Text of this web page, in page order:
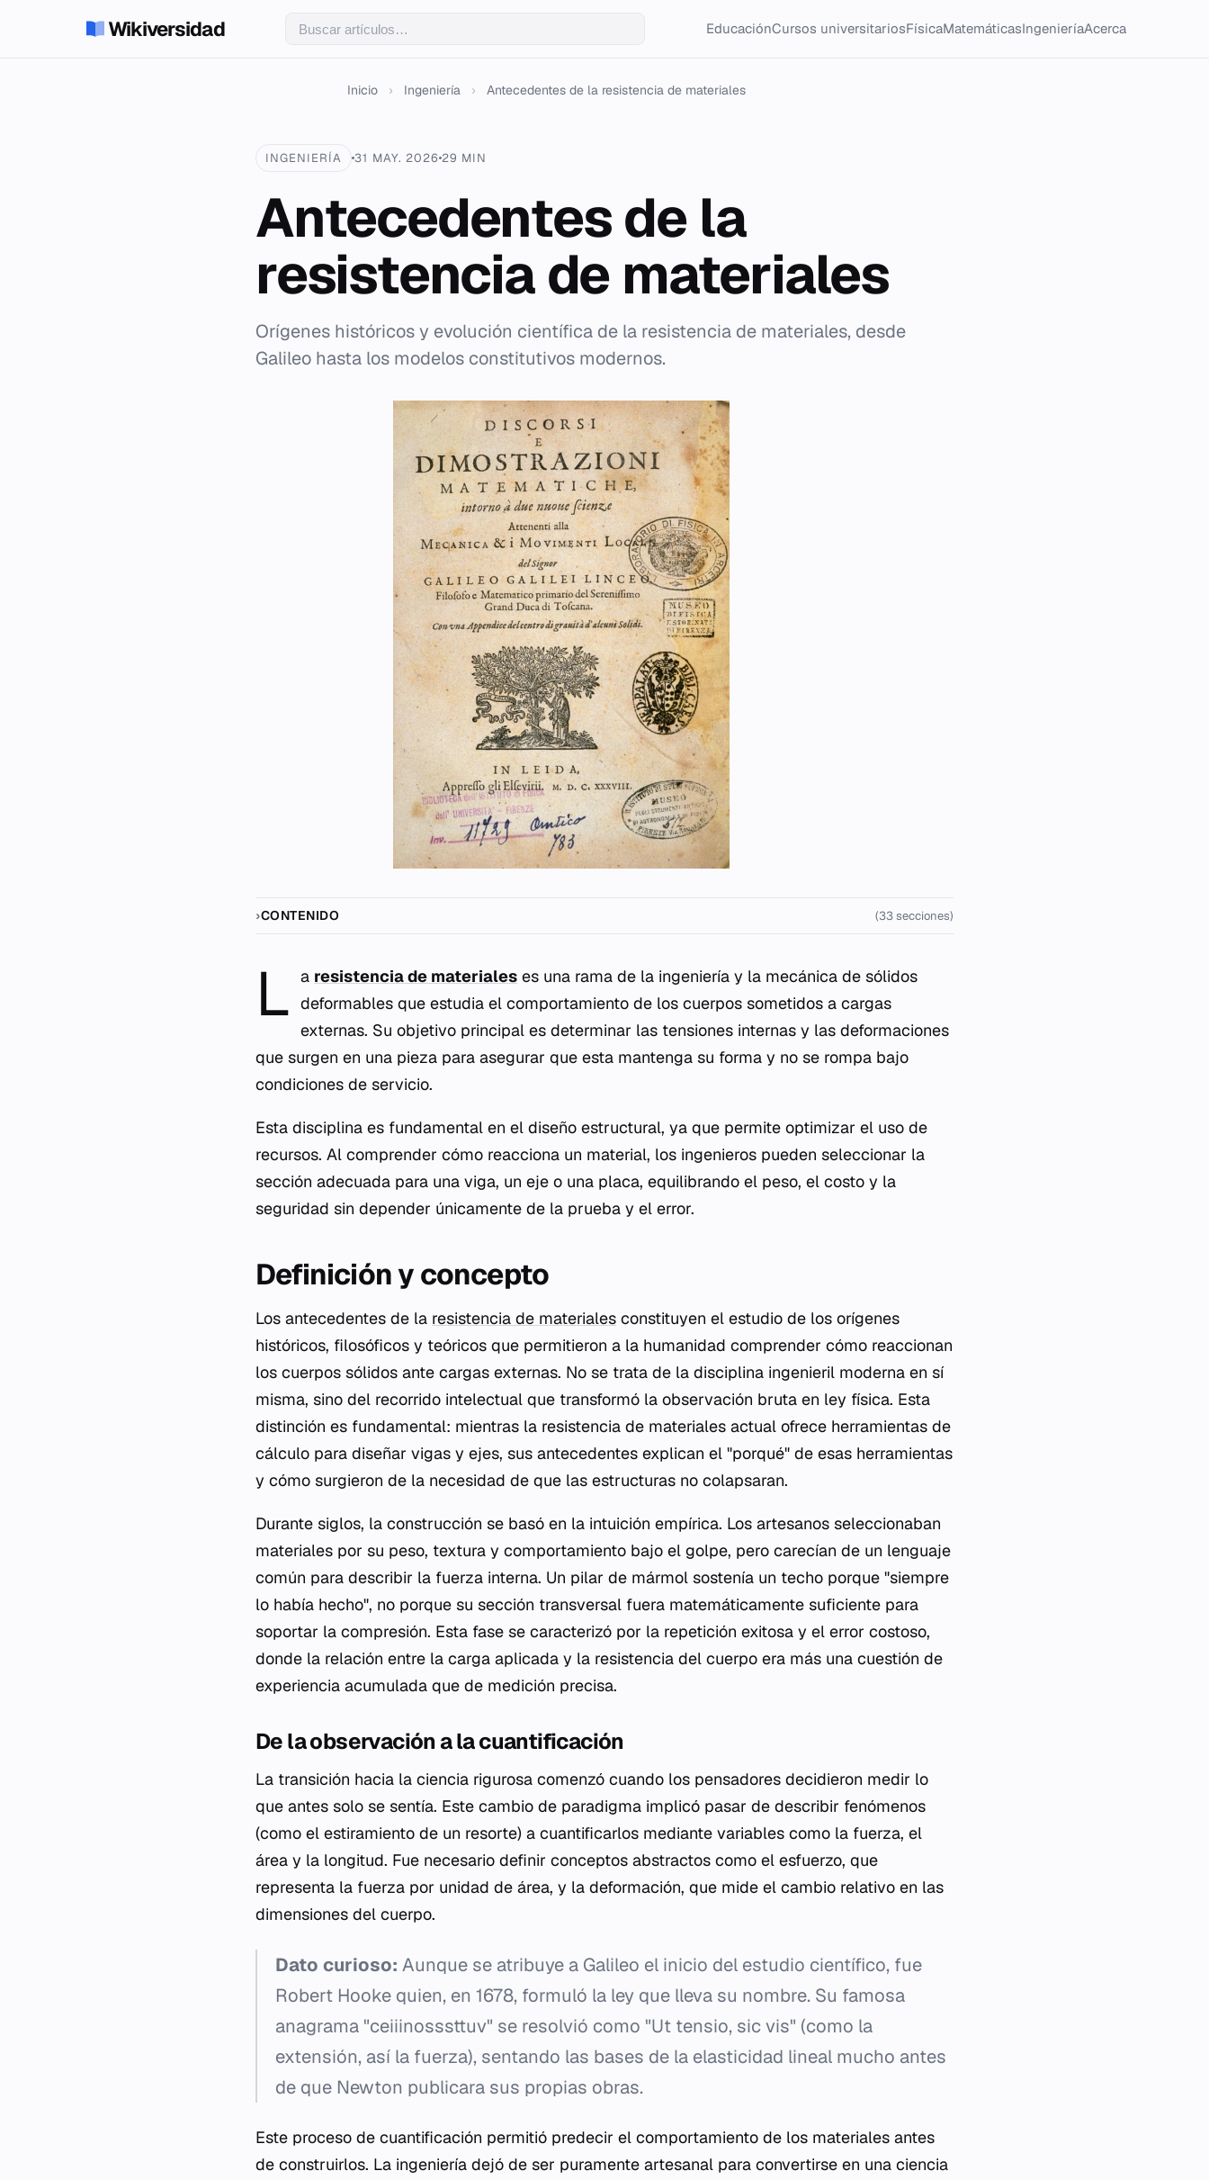
Wikiversidad EducaciónCursos universitariosFísicaMatemáticasIngenieríaAcerca
Inicio › Ingeniería › Antecedentes de la resistencia de materiales
INGENIERÍA 31 MAY. 2026 29 MIN
Antecedentes de la
resistencia de materiales
Orígenes históricos y evolución científica de la resistencia de materiales, desde
Galileo hasta los modelos constitutivos modernos.
CONTENIDO (33 secciones)
L a resistencia de materiales es una rama de la ingeniería y la mecánica de sólidos
deformables que estudia el comportamiento de los cuerpos sometidos a cargas
externas. Su objetivo principal es determinar las tensiones internas y las deformaciones
que surgen en una pieza para asegurar que esta mantenga su forma y no se rompa bajo
condiciones de servicio.
Esta disciplina es fundamental en el diseño estructural, ya que permite optimizar el uso de
recursos. Al comprender cómo reacciona un material, los ingenieros pueden seleccionar la
sección adecuada para una viga, un eje o una placa, equilibrando el peso, el costo y la
seguridad sin depender únicamente de la prueba y el error.
Definición y concepto
Los antecedentes de la resistencia de materiales constituyen el estudio de los orígenes
históricos, filosóficos y teóricos que permitieron a la humanidad comprender cómo reaccionan
los cuerpos sólidos ante cargas externas. No se trata de la disciplina ingenieril moderna en sí
misma, sino del recorrido intelectual que transformó la observación bruta en ley física. Esta
distinción es fundamental: mientras la resistencia de materiales actual ofrece herramientas de
cálculo para diseñar vigas y ejes, sus antecedentes explican el "porqué" de esas herramientas
y cómo surgieron de la necesidad de que las estructuras no colapsaran.
Durante siglos, la construcción se basó en la intuición empírica. Los artesanos seleccionaban
materiales por su peso, textura y comportamiento bajo el golpe, pero carecían de un lenguaje
común para describir la fuerza interna. Un pilar de mármol sostenía un techo porque "siempre
lo había hecho", no porque su sección transversal fuera matemáticamente suficiente para
soportar la compresión. Esta fase se caracterizó por la repetición exitosa y el error costoso,
donde la relación entre la carga aplicada y la resistencia del cuerpo era más una cuestión de
experiencia acumulada que de medición precisa.
De la observación a la cuantificación
La transición hacia la ciencia rigurosa comenzó cuando los pensadores decidieron medir lo
que antes solo se sentía. Este cambio de paradigma implicó pasar de describir fenómenos
(como el estiramiento de un resorte) a cuantificarlos mediante variables como la fuerza, el
área y la longitud. Fue necesario definir conceptos abstractos como el esfuerzo, que
representa la fuerza por unidad de área, y la deformación, que mide el cambio relativo en las
dimensiones del cuerpo.
Dato curioso: Aunque se atribuye a Galileo el inicio del estudio científico, fue
Robert Hooke quien, en 1678, formuló la ley que lleva su nombre. Su famosa
anagrama "ceiiinosssttuv" se resolvió como "Ut tensio, sic vis" (como la
extensión, así la fuerza), sentando las bases de la elasticidad lineal mucho antes
de que Newton publicara sus propias obras.
Este proceso de cuantificación permitió predecir el comportamiento de los materiales antes
de construirlos. La ingeniería dejó de ser puramente artesanal para convertirse en una ciencia